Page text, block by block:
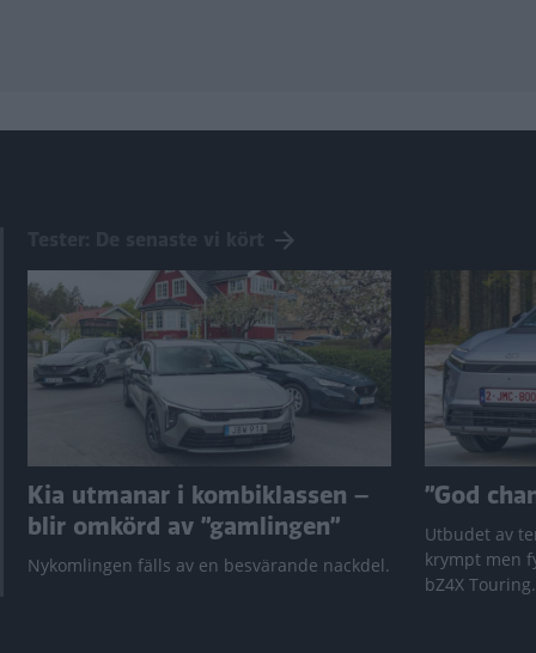
Kia utmanar i kombiklassen –
blir omkörd av ”gamlingen”
Nykomlingen fälls av en besvärande nackdel.
”God
Utbudet av
krympt men
bZ4X